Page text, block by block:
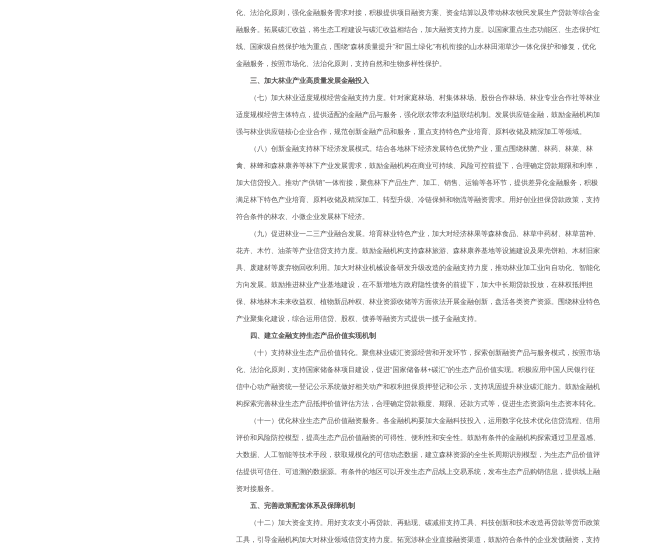
化、法治化原则，强化金融服务需求对接，积极提供项目融资方案、资金结算以及带动林农牧民发展生产贷款等综合金
融服务。拓展碳汇收益，将生态工程建设与碳汇收益相结合，加大融资支持力度。以国家重点生态功能区、生态保护红
线、国家级自然保护地为重点，围绕“森林质量提升”和“国土绿化”有机衔接的山水林田湖草沙一体化保护和修复，优化
金融服务，按照市场化、法治化原则，支持自然和生物多样性保护。
三、加大林业产业高质量发展金融投入
（七）加大林业适度规模经营金融支持力度。针对家庭林场、村集体林场、股份合作林场、林业专业合作社等林业
适度规模经营主体特点，提供适配的金融产品与服务，强化联农带农利益联结机制。发展供应链金融，鼓励金融机构加
强与林业供应链核心企业合作，规范创新金融产品和服务，重点支持特色产业培育、原料收储及精深加工等领域。
（八）创新金融支持林下经济发展模式。结合各地林下经济发展特色优势产业，重点围绕林菌、林药、林菜、林
禽、林蜂和森林康养等林下产业发展需求，鼓励金融机构在商业可持续、风险可控前提下，合理确定贷款期限和利率，
加大信贷投入。推动“产供销”一体衔接，聚焦林下产品生产、加工、销售、运输等各环节，提供差异化金融服务，积极
满足林下特色产业培育、原料收储及精深加工、转型升级、冷链保鲜和物流等融资需求。用好创业担保贷款政策，支持
符合条件的林农、小微企业发展林下经济。
（九）促进林业一二三产业融合发展。培育林业特色产业，加大对经济林果等森林食品、林草中药材、林草苗种、
花卉、木竹、油茶等产业信贷支持力度。鼓励金融机构支持森林旅游、森林康养基地等设施建设及果壳饼粕、木材旧家
具、废建材等废弃物回收利用。加大对林业机械设备研发升级改造的金融支持力度，推动林业加工业向自动化、智能化
方向发展。鼓励推进林业产业基地建设，在不新增地方政府隐性债务的前提下，加大中长期贷款投放，在林权抵押担
保、林地林木未来收益权、植物新品种权、林业资源收储等方面依法开展金融创新，盘活各类资产资源。围绕林业特色
产业聚集化建设，综合运用信贷、股权、债券等融资方式提供一揽子金融支持。
四、建立金融支持生态产品价值实现机制
（十）支持林业生态产品价值转化。聚焦林业碳汇资源经营和开发环节，探索创新融资产品与服务模式，按照市场
化、法治化原则，支持国家储备林项目建设，促进“国家储备林+碳汇”的生态产品价值实现。积极应用中国人民银行征
信中心动产融资统一登记公示系统做好相关动产和权利担保质押登记和公示，支持巩固提升林业碳汇能力。鼓励金融机
构探索完善林业生态产品抵押价值评估方法，合理确定贷款额度、期限、还款方式等，促进生态资源向生态资本转化。
（十一）优化林业生态产品价值融资服务。各金融机构要加大金融科技投入，运用数字化技术优化信贷流程、信用
评价和风险防控模型，提高生态产品价值融资的可得性、便利性和安全性。鼓励有条件的金融机构探索通过卫星遥感、
大数据、人工智能等技术手段，获取规模化的可信动态数据，建立森林资源的全生长周期识别模型，为生态产品价值评
估提供可信任、可追溯的数据源。有条件的地区可以开发生态产品线上交易系统，发布生态产品购销信息，提供线上融
资对接服务。
五、完善政策配套体系及保障机制
（十二）加大资金支持。用好支农支小再贷款、再贴现、碳减排支持工具、科技创新和技术改造再贷款等货币政策
工具，引导金融机构加大对林业领域信贷支持力度。拓宽涉林企业直接融资渠道，鼓励符合条件的企业发债融资，支持